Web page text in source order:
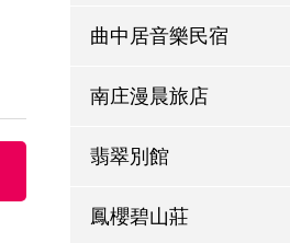
曲中居音樂民宿
南庄漫晨旅店
翡翠別館
鳳櫻碧山莊